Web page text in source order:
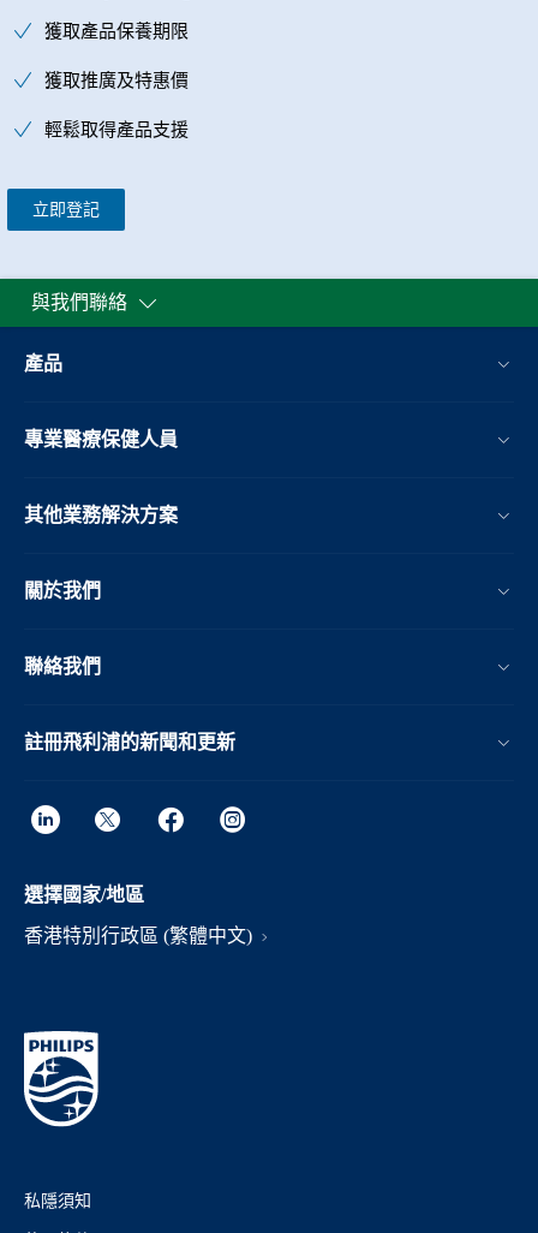
獲取產品保養期限
獲取推廣及特惠價
輕鬆取得產品支援
立即登記
與我們聯絡
產品
專業醫療保健人員
其他業務解決方案​
關於我們
聯絡我們
註冊飛利浦的新聞和更新
選擇國家/地區
香港特別行政區 (繁體中文)
私隱須知